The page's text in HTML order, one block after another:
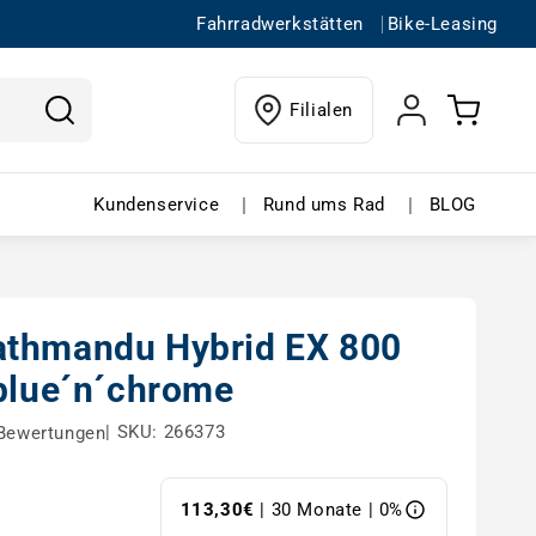
Fahrradwerkstätten Bike-Leasing
Filialen EinloggenWarenkorb
buchen – Menü öffnen
Kundenservice Kundenservice – Menü öffnen
| Rund ums Rad Rund ums
| BLOG
Hybrid EX 800
| SKU: 266373
113,30€ | 30 Monate | 0%